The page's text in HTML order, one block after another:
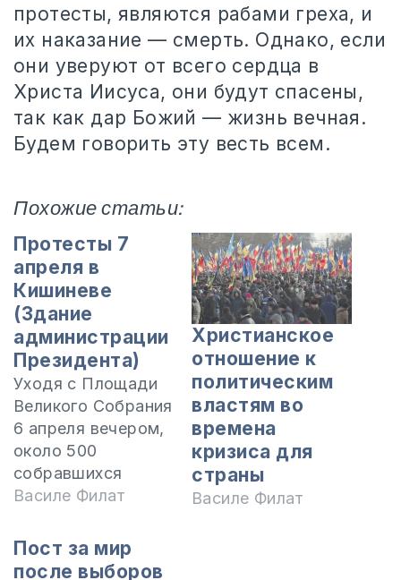
протесты, являются рабами греха, и
их наказание — смерть. Однако, если
они уверуют от всего сердца в
Христа Иисуса, они будут спасены,
так как дар Божий — жизнь вечная.
Будем говорить эту весть всем.
Похожие статьи:
Протесты 7
апреля в
Кишиневе
(Здание
администрации
Президента)
Уходя с Площади
Великого Собрания
6 апреля вечером,
около 500
собравшихся
молодых людей,
обманом
коммунистического
Василе Филат
Христианское
отношение к
политическим
властям во
времена
кризиса для
страны
Василе Филат
Пост за мир
после выборов